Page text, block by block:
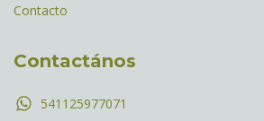
Contacto
Contactános
541125977071